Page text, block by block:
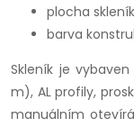
plocha
barva
Skleník je vybaven
m), AL profily,
manuálním